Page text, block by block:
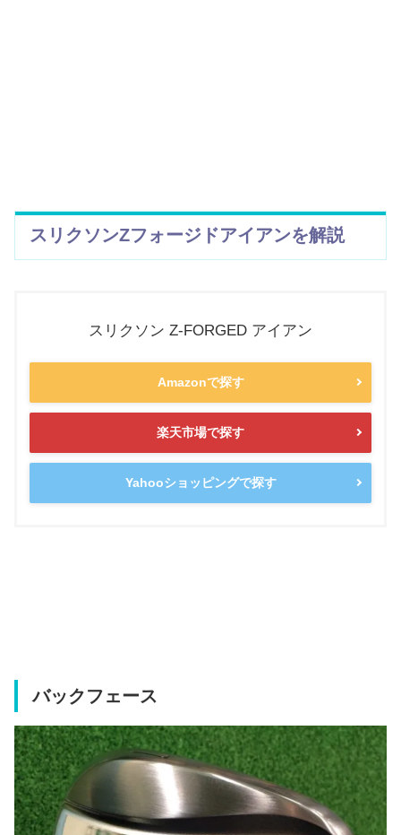
スリクソンZフォージドアイアンを解説
スリクソン Z-FORGED アイアン
Amazonで探す
楽天市場で探す
Yahooショッピングで探す
バックフェース